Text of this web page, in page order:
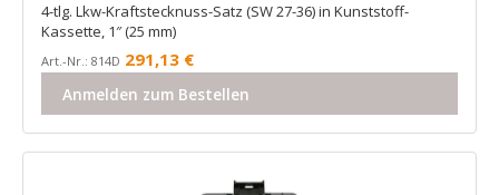
4-tlg. Lkw-Kraftstecknuss-Satz (SW 27-36) in Kunststoff-
Kassette, 1″ (25 mm)
Art.-Nr.: 814D 291,13 €
Anmelden zum Bestellen